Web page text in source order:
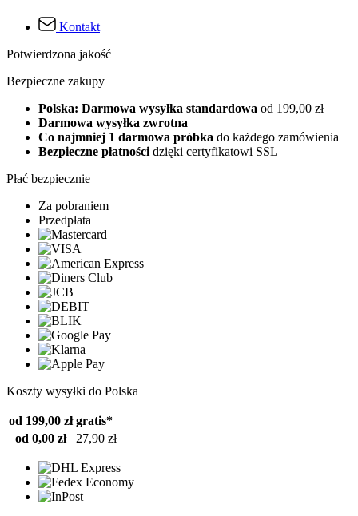
Kontakt
Potwierdzona jakość
Bezpieczne zakupy
Polska: Darmowa wysyłka standardowa od 199,00 zł
Darmowa wysyłka zwrotna
Co najmniej 1 darmowa próbka do każdego zamówienia
Bezpieczne płatności dzięki certyfikatowi SSL
Płać bezpiecznie
Za pobraniem
Przedpłata
Koszty wysyłki do Polska
od 199,00 zł gratis*
od 0,00 zł
27,90 zł